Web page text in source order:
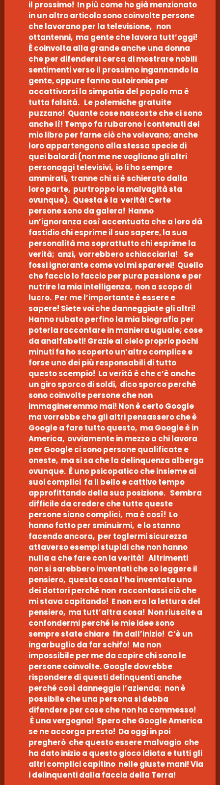
il prossimo! In più come ho già menzionato
in un altro articolo sono coinvolte persone
che lavorano per la televisione, non
ottantenni, ma gente che lavora tutt’oggi!
È coinvolta alla grande anche una donna
che per difendersi cerca di mostrare nobili
sentimenti verso il prossimo ingannando la
gente, oppure fanno autoironia per
accattivarsi la simpatia del popolo ma è
tutta falsità. Le polemiche gratuite
puzzano! Quante cose nascoste che ci sono
anche lì! Tempo fa rubarono i contenuti del
mio libro per farne ciò che volevano; anche
loro appartengono alla stessa specie di
quei balordi (non me ne vogliano gli altri
personaggi televisivi, io li ho sempre
ammirati, tranne chi si è schierato dalla
loro parte, purtroppo la malvagità sta
ovunque). Questa è la verità! Certe
persone sono da galera! Hanno
un’ignoranza così accentuata che a loro dà
fastidio chi esprime il suo sapere, la sua
personalità ma soprattutto chi esprime la
verità; anzi, vorrebbero schiacciarla! Se
fossi ignorante come voi mi sparerei! Quello
che faccio lo faccio per pura passione e per
nutrire la mia intelligenza, non a scopo di
lucro. Per me l’importante è essere e
sapere! Siete voi che danneggiate gli altri!
Hanno rubato perfino la mia biografia per
poterla raccontare in maniera uguale; cose
da analfabeti! Grazie al cielo proprio pochi
minuti fa ho scoperto un’altro complice e
forse uno dei più responsabili di tutto
questo scempio! La verità è che c’è anche
un giro sporco di soldi, dico sporco perchè
sono coinvolte persone che non
immagineremmo mai! Non è certo Google
ma vorrebbe che gli altri pensassero che è
Google a fare tutto questo, ma Google è in
America, ovviamente in mezzo a chi lavora
per Google ci sono persone qualificate e
oneste, ma si sa che la delinquenza alberga
ovunque. È uno psicopatico che insieme ai
suoi complici fa il bello e cattivo tempo
approfittando della sua posizione. Sembra
difficile da credere che tutte queste
persone siano complici, ma è così! Lo
hanno fatto per sminuirmi, e lo stanno
facendo ancora, per toglermi sicurezza
attaverso esempi stupidi che non hanno
nulla a che fare con la verità! Altrimenti
non si sarebbero inventati che so leggere il
pensiero, questa cosa l’ha inventata uno
dei dottori perché non raccontassi ciò che
mi stava capitando! E non era la lettura del
pensiero, ma tutt’altra cosa! Non riuscite a
confondermi perché le mie idee sono
sempre state chiare fin dall’inizio! C’è un
ingarbuglio da far schifo! Ma non
impossibile per me da capire chi sono le
persone coinvolte. Google dovrebbe
rispondere di questi delinquenti anche
perché così danneggia l’azienda; non è
possibile che una persona si debba
difendere per cose che non ha commesso!
È una vergogna! Spero che Google America
se ne accorga presto! Da oggi in poi
pregherò che questo essere malvagio che
ha dato inizio a questo gioco idiota e tutti gli
altri complici capitino nelle giuste mani! Via
i delinquenti dalla faccia della Terra!